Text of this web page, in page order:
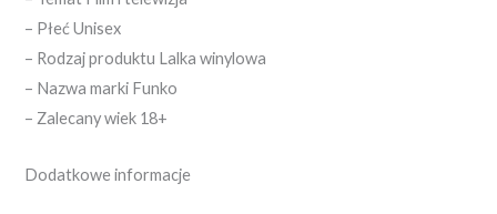
– Płeć Unisex
– Rodzaj produktu Lalka winylowa
– Nazwa marki Funko
– Zalecany wiek 18+
Dodatkowe informacje